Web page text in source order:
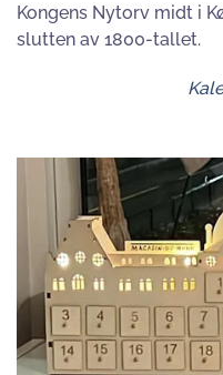
Kongens Nytorv midt i
slutten av 1800-tallet.